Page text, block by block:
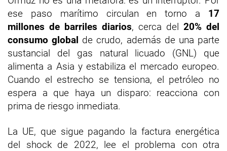
ese paso marítimo circulan en torno a 17
millones de barriles diarios, cerca del 20% del
consumo global de crudo, además de una parte
sustancial del gas natural licuado (GNL) que
alimenta a Asia y estabiliza el mercado europeo.
Cuando el estrecho se tensiona, el petróleo no
espera a que haya un disparo: reacciona con
prima de riesgo inmediata.
La UE, que sigue pagando la factura energética
del shock de 2022, lee el problema con otra